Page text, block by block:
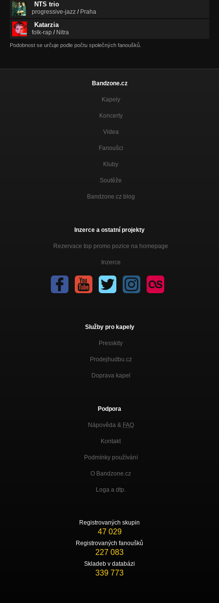
NTS trio
progressive-jazz / Praha
Katarzia
folk-rap / Nitra
Podobnost se určuje podle počtu společných fanoušků.
Bandzone.cz
Kapely
Koncerty
Videa
Fanoušci
Kluby
Soutěže
Bandzone.cz blog
Inzerce a ostatní projekty
Rezervace top promo pozice na homepage
Inzerce
Služby pro kapely
Presskity
Prodejhudbu.cz
Doprava kapel
Podpora
Nápověda & FAQ
Kontakt
Podmínky používání
O Bandzone.cz
Loga a dtp.
Registrovaných skupin
47 029
Registrovaných fanoušků
227 083
Skladeb v databázi
339 773